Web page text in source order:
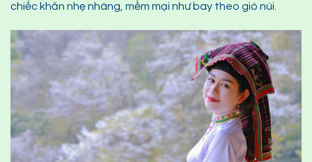
chiếc khăn nhẹ nhàng, mềm mại như bay theo gió núi.